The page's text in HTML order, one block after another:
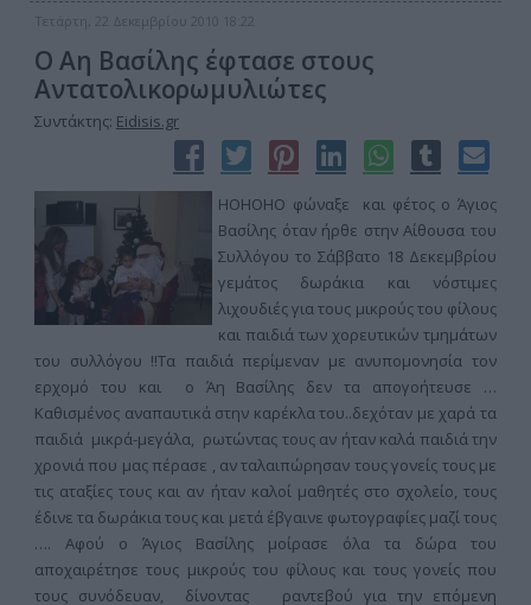
Τετάρτη, 22 Δεκεμβρίου 2010 18:22
Ο Αη Βασίλης έφτασε στους
Αντατολικορωμυλιώτες
Συντάκτης: Eidisis.gr
HOHOHO φώναξε και φέτος ο Άγιος
Βασίλης όταν ήρθε στην Αίθουσα του
Συλλόγου το Σάββατο 18 Δεκεμβρίου
γεμάτος δωράκια και νόστιμες
λιχουδιές για τους μικρούς του φίλους
και παιδιά των χορευτικών τμημάτων
του συλλόγου !!Τα παιδιά περίμεναν με ανυπομονησία τον
ερχομό του και ο Άη Βασίλης δεν τα απογοήτευσε …
Καθισμένος αναπαυτικά στην καρέκλα του..δεχόταν με χαρά τα
παιδιά μικρά-μεγάλα, ρωτώντας τους αν ήταν καλά παιδιά την
χρονιά που μας πέρασε , αν ταλαιπώρησαν τους γονείς τους με
τις αταξίες τους και αν ήταν καλοί μαθητές στο σχολείο, τους
έδινε τα δωράκια τους και μετά έβγαινε φωτογραφίες μαζί τους
…. Αφού ο Άγιος Βασίλης μοίρασε όλα τα δώρα του
αποχαιρέτησε τους μικρούς του φίλους και τους γονείς που
τους συνόδευαν, δίνοντας ραντεβού για την επόμενη